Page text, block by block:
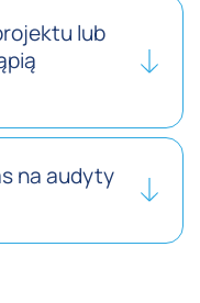
lub
na audyty